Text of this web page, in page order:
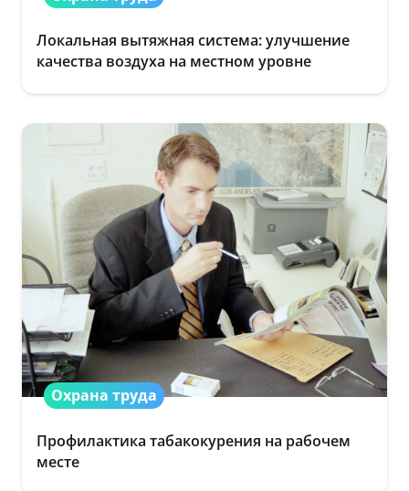
Локальная вытяжная система: улучшение
качества воздуха на местном уровне
Охрана труда
Профилактика табакокурения на рабочем
месте